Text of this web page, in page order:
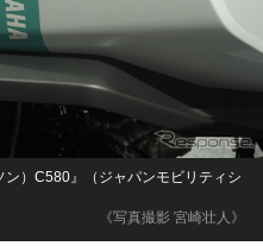
《写真撮影 宮崎壮人》
）C580』（ジャパンモビリティシ